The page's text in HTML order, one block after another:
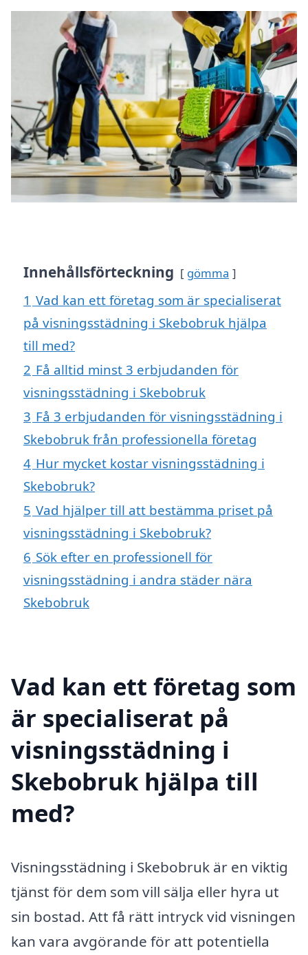
Innehållsförteckning gömma
1 Vad kan ett företag som är specialiserat
på visningsstädning i Skebobruk hjälpa
till med?
2 Få alltid minst 3 erbjudanden för
visningsstädning i Skebobruk
3 Få 3 erbjudanden för visningsstädning i
Skebobruk från professionella företag
4 Hur mycket kostar visningsstädning i
Skebobruk?
5 Vad hjälper till att bestämma priset på
visningsstädning i Skebobruk?
6 Sök efter en professionell för
visningsstädning i andra städer nära
Skebobruk
Vad kan ett företag som
är specialiserat på
visningsstädning i
Skebobruk hjälpa till
med?
Visningsstädning i Skebobruk är en viktig
tjänst för dem som vill sälja eller hyra ut
sin bostad. Att få rätt intryck vid visningen
kan vara avgörande för att potentiella